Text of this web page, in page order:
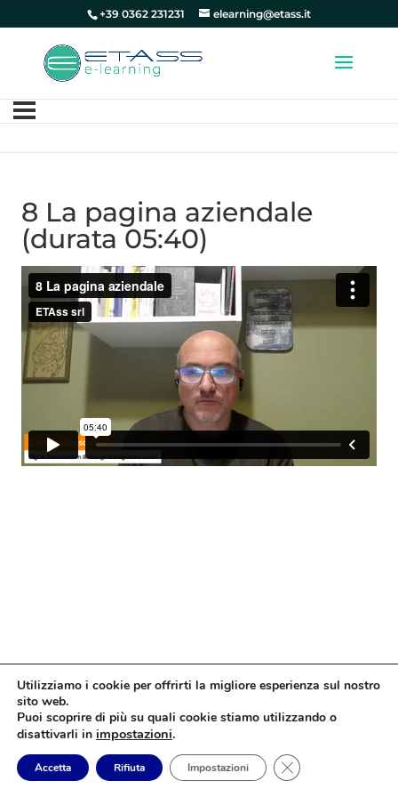
+39 0362 231231 elearning@etass.it
8 La pagina aziendale
(durata 05:40)
Utilizziamo i cookie per offrirti la migliore esperienza sul nostro
sito web.
Puoi scoprire di più su quali cookie stiamo utilizzando o
disattivarli in impostazioni.
Accetta Rifiuta Impostazioni Close GDPR